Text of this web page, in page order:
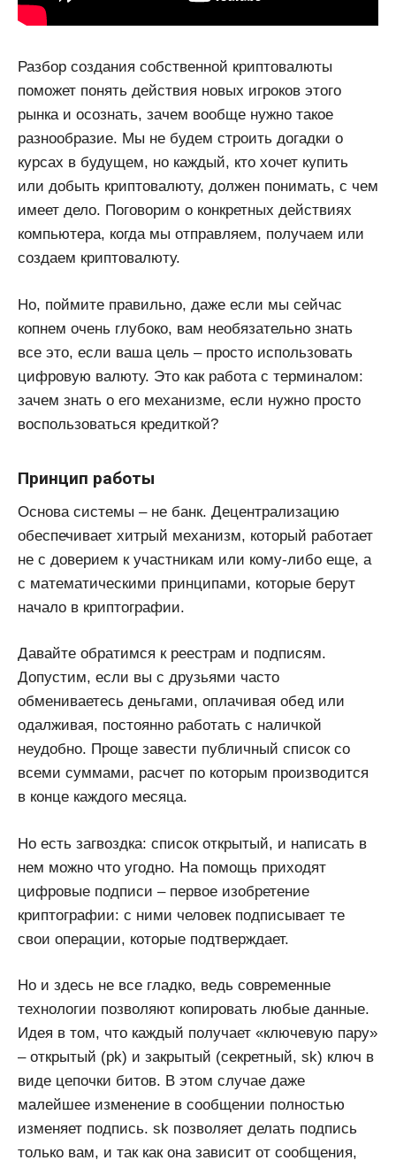
Разбор создания собственной криптовалюты
поможет понять действия новых игроков этого
рынка и осознать, зачем вообще нужно такое
разнообразие. Мы не будем строить догадки о
курсах в будущем, но каждый, кто хочет купить
или добыть криптовалюту, должен понимать, с чем
имеет дело. Поговорим о конкретных действиях
компьютера, когда мы отправляем, получаем или
создаем криптовалюту.
Но, поймите правильно, даже если мы сейчас
копнем очень глубоко, вам необязательно знать
все это, если ваша цель – просто использовать
цифровую валюту. Это как работа с терминалом:
зачем знать о его механизме, если нужно просто
воспользоваться кредиткой?
Принцип работы
Основа системы – не банк. Децентрализацию
обеспечивает хитрый механизм, который работает
не с доверием к участникам или кому-либо еще, а
с математическими принципами, которые берут
начало в криптографии.
Давайте обратимся к реестрам и подписям.
Допустим, если вы с друзьями часто
обмениваетесь деньгами, оплачивая обед или
одалживая, постоянно работать с наличкой
неудобно. Проще завести публичный список со
всеми суммами, расчет по которым производится
в конце каждого месяца.
Но есть загвоздка: список открытый, и написать в
нем можно что угодно. На помощь приходят
цифровые подписи – первое изобретение
криптографии: с ними человек подписывает те
свои операции, которые подтверждает.
Но и здесь не все гладко, ведь современные
технологии позволяют копировать любые данные.
Идея в том, что каждый получает «ключевую пару»
– открытый (pk) и закрытый (секретный, sk) ключ в
виде цепочки битов. В этом случае даже
малейшее изменение в сообщении полностью
изменяет подпись. sk позволяет делать подпись
только вам, и так как она зависит от сообщения,